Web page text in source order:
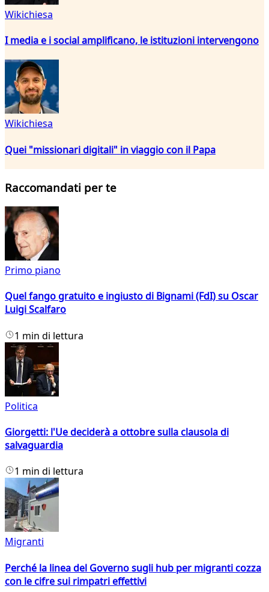
Wikichiesa
I media e i social amplificano, le istituzioni intervengono
Wikichiesa
Quei "missionari digitali" in viaggio con il Papa
Raccomandati per te
Primo piano
Quel fango gratuito e ingiusto di Bignami (FdI) su Oscar
Luigi Scalfaro
1 min di lettura
Politica
Giorgetti: l'Ue deciderà a ottobre sulla clausola di
salvaguardia
1 min di lettura
Migranti
Perché la linea del Governo sugli hub per migranti cozza
con le cifre sui rimpatri effettivi